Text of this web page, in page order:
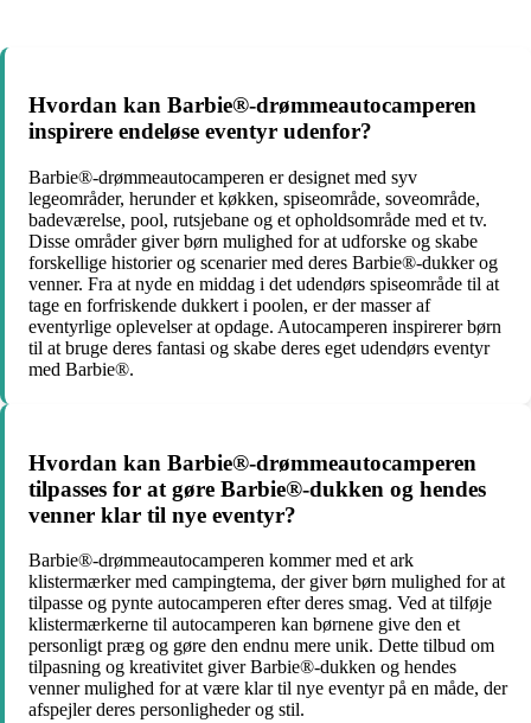
Hvordan kan Barbie®-drømmeautocamperen
inspirere endeløse eventyr udenfor?
Barbie®-drømmeautocamperen er designet med syv
legeområder, herunder et køkken, spiseområde, soveområde,
badeværelse, pool, rutsjebane og et opholdsområde med et tv.
Disse områder giver børn mulighed for at udforske og skabe
forskellige historier og scenarier med deres Barbie®-dukker og
venner. Fra at nyde en middag i det udendørs spiseområde til at
tage en forfriskende dukkert i poolen, er der masser af
eventyrlige oplevelser at opdage. Autocamperen inspirerer børn
til at bruge deres fantasi og skabe deres eget udendørs eventyr
med Barbie®.
Hvordan kan Barbie®-drømmeautocamperen
tilpasses for at gøre Barbie®-dukken og hendes
venner klar til nye eventyr?
Barbie®-drømmeautocamperen kommer med et ark
klistermærker med campingtema, der giver børn mulighed for at
tilpasse og pynte autocamperen efter deres smag. Ved at tilføje
klistermærkerne til autocamperen kan børnene give den et
personligt præg og gøre den endnu mere unik. Dette tilbud om
tilpasning og kreativitet giver Barbie®-dukken og hendes
venner mulighed for at være klar til nye eventyr på en måde, der
afspejler deres personligheder og stil.